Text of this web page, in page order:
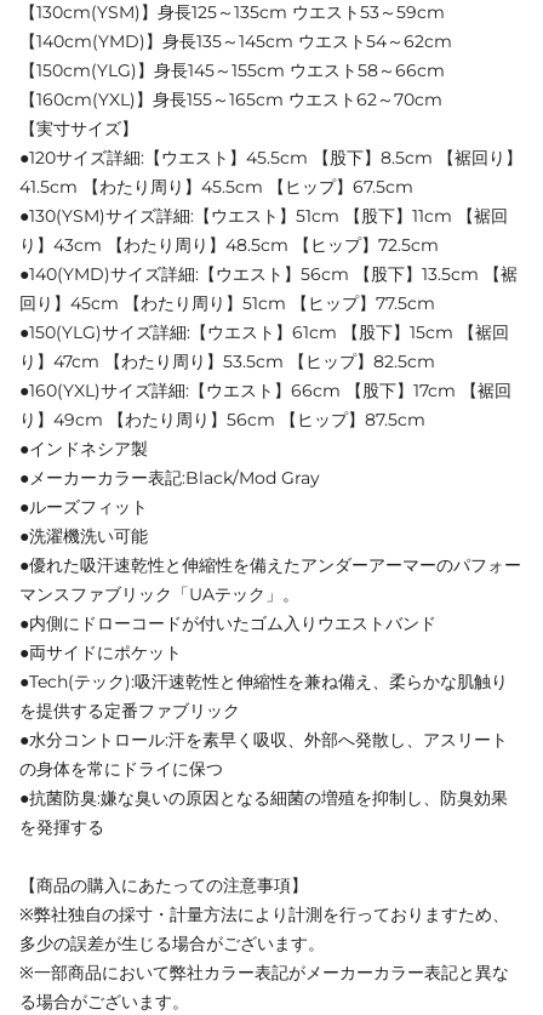
【130cm(YSM)】身長125～135cm ウエスト53～59cm
【140cm(YMD)】身長135～145cm ウエスト54～62cm
【150cm(YLG)】身長145～155cm ウエスト58～66cm
【160cm(YXL)】身長155～165cm ウエスト62～70cm
【実寸サイズ】
●120サイズ詳細:【ウエスト】45.5cm 【股下】8.5cm 【裾回り】
41.5cm 【わたり周り】45.5cm 【ヒップ】67.5cm
●130(YSM)サイズ詳細:【ウエスト】51cm 【股下】11cm 【裾回
り】43cm 【わたり周り】48.5cm 【ヒップ】72.5cm
●140(YMD)サイズ詳細:【ウエスト】56cm 【股下】13.5cm 【裾
回り】45cm 【わたり周り】51cm 【ヒップ】77.5cm
●150(YLG)サイズ詳細:【ウエスト】61cm 【股下】15cm 【裾回
り】47cm 【わたり周り】53.5cm 【ヒップ】82.5cm
●160(YXL)サイズ詳細:【ウエスト】66cm 【股下】17cm 【裾回
り】49cm 【わたり周り】56cm 【ヒップ】87.5cm
●インドネシア製
●メーカーカラー表記:Black/Mod Gray
●ルーズフィット
●洗濯機洗い可能
●優れた吸汗速乾性と伸縮性を備えたアンダーアーマーのパフォー
マンスファブリック「UAテック」。
●内側にドローコードが付いたゴム入りウエストバンド
●両サイドにポケット
●Tech(テック):吸汗速乾性と伸縮性を兼ね備え、柔らかな肌触り
を提供する定番ファブリック
●水分コントロール:汗を素早く吸収、外部へ発散し、アスリート
の身体を常にドライに保つ
●抗菌防臭:嫌な臭いの原因となる細菌の増殖を抑制し、防臭効果
を発揮する
【商品の購入にあたっての注意事項】
※弊社独自の採寸・計量方法により計測を行っておりますため、
多少の誤差が生じる場合がございます。
※一部商品において弊社カラー表記がメーカーカラー表記と異な
る場合がございます。